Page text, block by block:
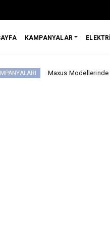
KAMPANYALAR
Modellerinde Ağustosa Özel